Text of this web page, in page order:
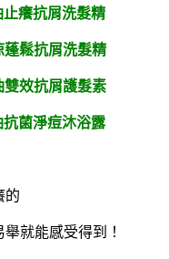
癢抗屑洗髮精
鬆抗屑洗髮精
效抗屑護髮素
菌淨痘沐浴露
的
就能感受得到！